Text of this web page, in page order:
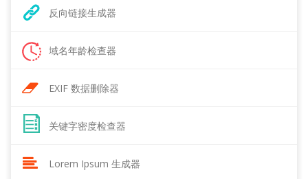
反向链接生成器
域名年龄检查器
EXIF 数据删除器
关键字密度检查器
Lorem Ipsum 生成器